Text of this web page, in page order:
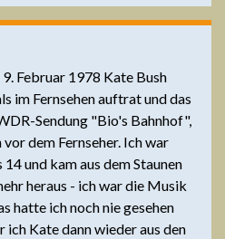
9. Februar 1978 Kate Bush
im Fernsehen auftrat und das
Sendung "Bio's Bahnhof",
vor dem Fernseher. Ich war
14 und kam aus dem Staunen
heraus - ich war die Musik
hatte ich noch nie gesehen
Kate dann wieder aus den